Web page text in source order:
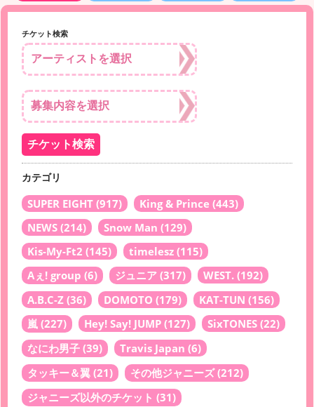
チケット検索
カテゴリ
SUPER EIGHT (917) King & Prince (443)
NEWS (214) Snow Man (129)
Kis-My-Ft2 (145) timelesz (115)
Aぇ! group (6) ジュニア (317) WEST. (192)
A.B.C-Z (36) DOMOTO (179) KAT-TUN (156)
嵐 (227) Hey! Say! JUMP (127) SixTONES (22)
なにわ男子 (39) Travis Japan (6)
タッキー＆翼 (21) その他ジャニーズ(212)
ジャニーズ以外のチケット (31)